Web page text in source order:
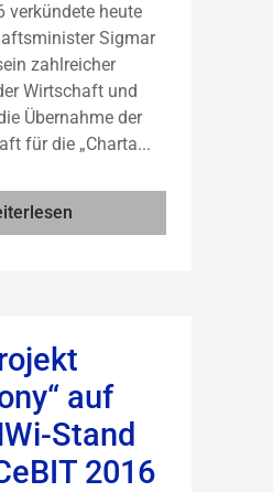
verkündete heute
Sigmar
zahlreicher
Wirtschaft und
Übernahme der
für die „Charta...
auf
Stand
2016